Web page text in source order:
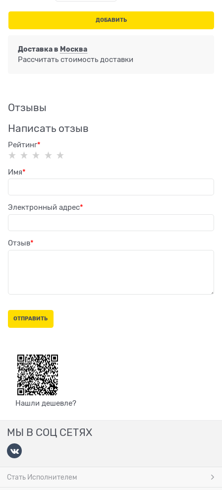
ДОБАВИТЬ
Доставка в Москва
Рассчитать стоимость доставки
Отзывы
Написать отзыв
Рейтинг
Имя
Электронный адрес
Отзыв
Нашли дешевле?
МЫ В СОЦ СЕТЯХ
Стать Исполнителем